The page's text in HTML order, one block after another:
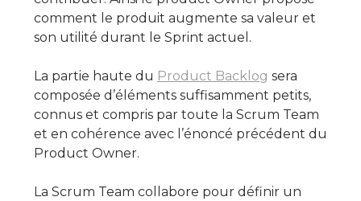
comment le produit augmente sa valeur et
son utilité durant le Sprint actuel.
La partie haute du Product Backlog sera
composée d’éléments suffisamment petits,
connus et compris par toute la Scrum Team
et en cohérence avec l’énoncé précédent du
Product Owner.
La Scrum Team collabore pour définir un